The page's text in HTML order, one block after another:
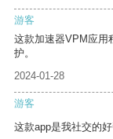
游客
这款加速器VPM应用
护。
2024-01-28
游客
这款app是我社交的